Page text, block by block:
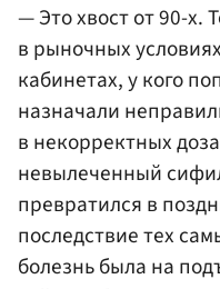
— Это хвост от 90-х.
в рыночных
кабинетах, у кого
назначали
в некорректных
невылеченный
превратился в
последствие тех
болезнь была на